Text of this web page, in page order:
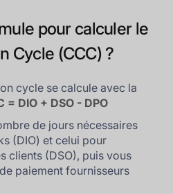
pour calculer le
Cycle (CCC) ?
cycle se calcule avec la
= DIO + DSO - DPO
de jours nécessaires
(DIO) et celui pour
clients (DSO), puis vous
paiement fournisseurs